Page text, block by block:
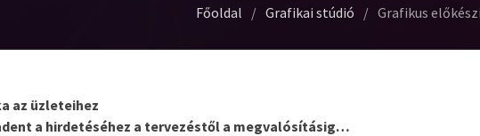
Főoldal / Grafikai stúdió / Grafikus
az üzleteihez
a hirdetéséhez a tervezéstől a megvalósításig…